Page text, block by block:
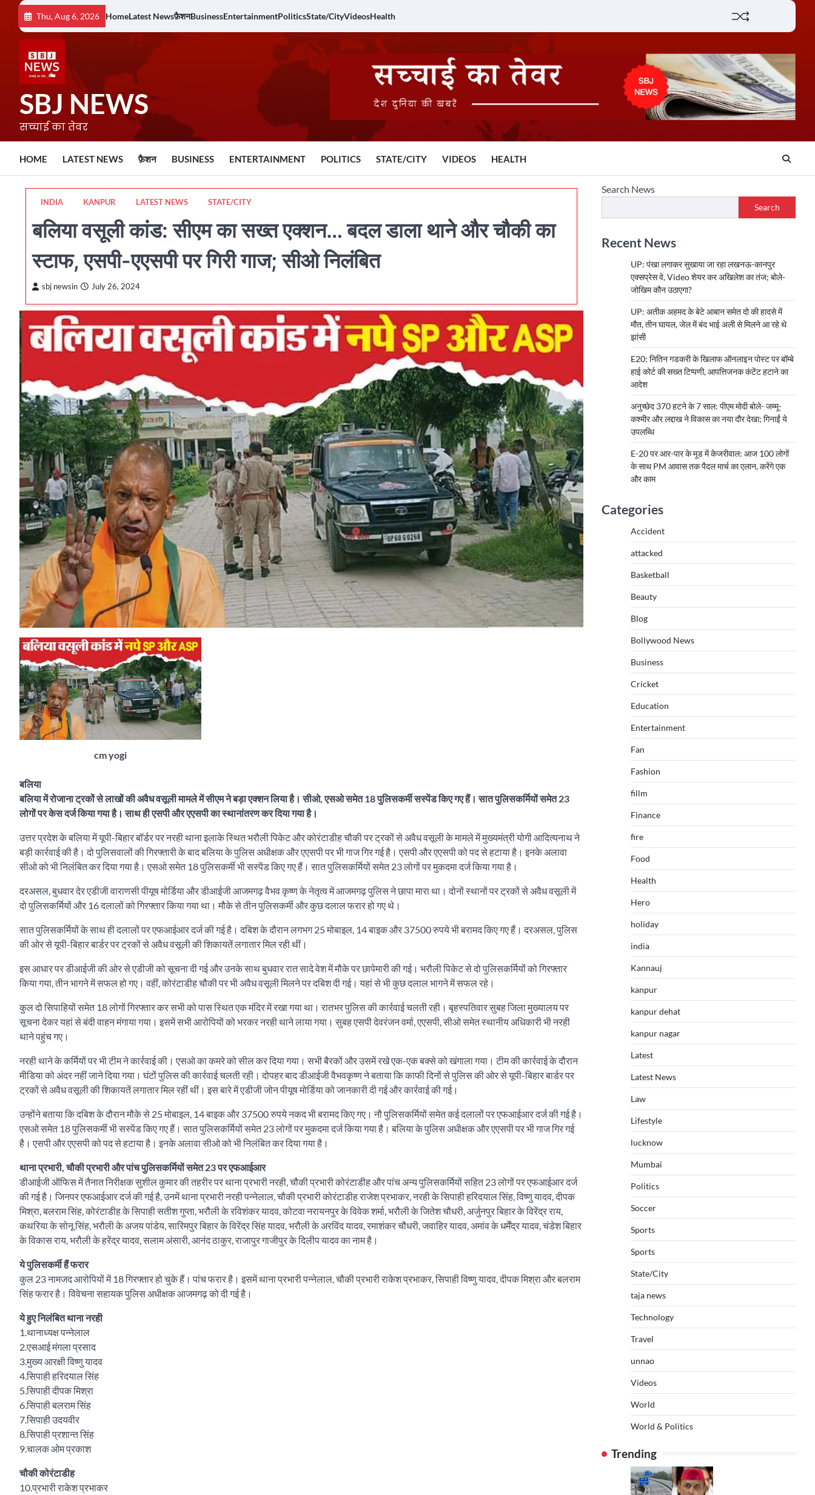
content
Thu, Aug 6, 2026 HomeLatest Newsफ़ैशनBusinessEntertainmentPoliticsState/CityVideosHealth
SBJ NEWS
सच्चाई का तेवर
HOME LATEST NEWS फ़ैशन BUSINESS ENTERTAINMENT POLITICS STATE/CITY VIDEOS HEALTH
INDIA KANPUR LATEST NEWS STATE/CITY
बलिया वसूली कांड: सीएम का सख्त एक्शन… बदल डाला थाने और चौकी का
स्टाफ, एसपी-एएसपी पर गिरी गाज; सीओ निलंबित
sbj newsin July 26, 2024
cm yogi
बलिया
बलिया में रोजाना ट्रकों से लाखों की अवैध वसूली मामले में सीएम ने बड़ा एक्शन लिया है। सीओ, एसओ समेत 18 पुलिसकर्मी सस्पेंड किए गए हैं। सात पुलिसकर्मियों समेत 23
लोगों पर केस दर्ज किया गया है। साथ ही एसपी और एएसपी का स्थानांतरण कर दिया गया है।
उत्तर प्रदेश के बलिया में यूपी-बिहार बॉर्डर पर नरही थाना इलाके स्थित भरौली पिकेट और कोरंटाडीह चौकी पर ट्रकों से अवैध वसूली के मामले में मुख्यमंत्री योगी आदित्यनाथ ने
बड़ी कार्रवाई की है। दो पुलिसवालों की गिरफ्तारी के बाद बलिया के पुलिस अधीक्षक और एएसपी पर भी गाज गिर गई है। एसपी और एएसपी को पद से हटाया है। इनके अलावा
सीओ को भी निलंबित कर दिया गया है। एसओ समेत 18 पुलिसकर्मी भी सस्पेंड किए गए हैं। सात पुलिसकर्मियों समेत 23 लोगों पर मुकदमा दर्ज किया गया है।
दरअसल, बुधवार देर एडीजी वाराणसी पीयूष मोर्डिया और डीआईजी आजमगढ़ वैभव कृष्ण के नेतृत्व में आजमगढ़ पुलिस ने छापा मारा था। दोनों स्थानों पर ट्रकों से अवैध वसूली में
दो पुलिसकर्मियों और 16 दलालों को गिरफ्तार किया गया था। मौके से तीन पुलिसकर्मी और कुछ दलाल फरार हो गए थे।
सात पुलिसकर्मियों के साथ ही दलालों पर एफआईआर दर्ज की गई है। दबिश के दौरान लगभग 25 मोबाइल, 14 बाइक और 37500 रुपये भी बरामद किए गए हैं। दरअसल, पुलिस
की ओर से यूपी-बिहार बार्डर पर ट्रकों से अवैध वसूली की शिकायतें लगातार मिल रही थीं।
इस आधार पर डीआईजी की ओर से एडीजी को सूचना दी गई और उनके साथ बुधवार रात सादे वेश में मौके पर छापेमारी की गई। भरौली पिकेट से दो पुलिसकर्मियों को गिरफ्तार
किया गया, तीन भागने में सफल हो गए। वहीं, कोरंटाडीह चौकी पर भी अवैध वसूली मिलने पर दबिश दी गई। यहां से भी कुछ दलाल भागने में सफल रहे।
कुल दो सिपाहियों समेत 18 लोगों गिरफ्तार कर सभी को पास स्थित एक मंदिर में रखा गया था। रातभर पुलिस की कार्रवाई चलती रही। बृहस्पतिवार सुबह जिला मुख्यालय पर
सूचना देकर यहां से बंदी वाहन मंगाया गया। इसमें सभी आरोपियों को भरकर नरही थाने लाया गया। सुबह एसपी देवरंजन वर्मा, एएसपी, सीओ समेत स्थानीय अधिकारी भी नरही
थाने पहुंच गए।
नरही थाने के कर्मियों पर भी टीम ने कार्रवाई की। एसओ का कमरे को सील कर दिया गया। सभी बैरकों और उसमें रखे एक-एक बक्से को खंगाला गया। टीम की कार्रवाई के दौरान
मीडिया को अंदर नहीं जाने दिया गया। घंटों पुलिस की कार्रवाई चलती रही। दोपहर बाद डीआईजी वैभवकृष्ण ने बताया कि काफी दिनों से पुलिस की ओर से यूपी-बिहार बार्डर पर
ट्रकों से अवैध वसूली की शिकायतें लगातार मिल रहीं थीं। इस बारे में एडीजी जोन पीयूष मोर्डिया को जानकारी दी गई और कार्रवाई की गई।
उन्होंने बताया कि दबिश के दौरान मौके से 25 मोबाइल, 14 बाइक और 37500 रुपये नकद भी बरामद किए गए। नौ पुलिसकर्मियों समेत कई दलालों पर एफआईआर दर्ज की गई है।
एसओ समेत 18 पुलिसकर्मी भी सस्पेंड किए गए हैं। सात पुलिसकर्मियों समेत 23 लोगों पर मुकदमा दर्ज किया गया है। बलिया के पुलिस अधीक्षक और एएसपी पर भी गाज गिर गई
है। एसपी और एएसपी को पद से हटाया है। इनके अलावा सीओ को भी निलंबित कर दिया गया है।
थाना प्रभारी, चौकी प्रभारी और पांच पुलिसकर्मियों समेत 23 पर एफआईआर
डीआईजी ऑफिस में तैनात निरीक्षक सुशील कुमार की तहरीर पर थाना प्रभारी नरही, चौकी प्रभारी कोरंटाडीह और पांच अन्य पुलिसकर्मियों सहित 23 लोगों पर एफआईआर दर्ज
की गई है। जिनपर एफआईआर दर्ज की गई है, उनमें थाना प्रभारी नरही पन्नेलाल, चौकी प्रभारी कोरंटाडीह राजेश प्रभाकर, नरही के सिपाही हरिदयाल सिंह, विष्णु यादव, दीपक
मिश्रा, बलराम सिंह, कोरंटाडीह के सिपाही सतीश गुप्ता, भरौली के रविशंकर यादव, कोटवा नरायनपुर के विवेक शर्मा, भरौली के जितेश चौधरी, अर्जुनपुर बिहार के विरेंद्र राय,
कथरिया के सोनू सिंह, भरौली के अजय पांडेय, सारिमपुर बिहार के विरेंद्र सिंह यादव, भरौली के अरविंद यादव, रमाशंकर चौधरी, जवाहिर यादव, अमांव के धर्मेंद्र यादव, चंडेश बिहार
के विकास राय, भरौली के हरेंद्र यादव, सलाम अंसारी, आनंद ठाकुर, राजापुर गाजीपुर के दिलीप यादव का नाम है।
ये पुलिसकर्मी हैं फरार
कुल 23 नामजद आरोपियों में 18 गिरफ्तार हो चुके हैं। पांच फरार है। इसमें थाना प्रभारी पन्नेलाल, चौकी प्रभारी राकेश प्रभाकर, सिपाही विष्णु यादव, दीपक मिश्रा और बलराम
सिंह फरार है। विवेचना सहायक पुलिस अधीक्षक आजमगढ़ को दी गई है।
ये हुए निलंबित थाना नरही
1.थानाध्यक्ष पन्नेलाल
2.एसआई मंगला प्रसाद
3.मुख्य आरक्षी विष्णु यादव
4.सिपाही हरिदयाल सिंह
5.सिपाही दीपक मिश्रा
6.सिपाही बलराम सिंह
7.सिपाही उदयवीर
8.सिपाही प्रशान्त सिंह
9.चालक ओम प्रकाश
चौकी कोरंटाडीह
10.प्रभारी राकेश प्रभाकर
Search News
Search
Recent News
UP: पंखा लगाकर सुखाया जा रहा लखनऊ-कानपुर
एक्सप्रेस वे, Video शेयर कर अखिलेश का तंज; बोले-
जोखिम कौन उठाएगा?
UP: अतीक अहमद के बेटे आबान समेत दो की हादसे में
मौत, तीन घायल, जेल में बंद भाई अली से मिलने आ रहे थे
झांसी
E20: नितिन गडकरी के खिलाफ ऑनलाइन पोस्ट पर बॉम्बे
हाई कोर्ट की सख्त टिप्पणी, आपत्तिजनक कंटेंट हटाने का
आदेश
अनुच्छेद 370 हटने के 7 साल: पीएम मोदी बोले- जम्मू-
कश्मीर और लद्दाख ने विकास का नया दौर देखा; गिनाईं ये
उपलब्धि
E-20 पर आर-पार के मूड में केजरीवाल: आज 100 लोगों
के साथ PM आवास तक पैदल मार्च का एलान, करेंगे एक
और काम
Categories
Accident
attacked
Basketball
Beauty
Blog
Bollywood News
Business
Cricket
Education
Entertainment
Fan
Fashion
fillm
Finance
fire
Food
Health
Hero
holiday
india
Kannauj
kanpur
kanpur dehat
kanpur nagar
Latest
Latest News
Law
Lifestyle
lucknow
Mumbai
Politics
Soccer
Sports
Sports
State/City
taja news
Technology
Travel
unnao
Videos
World
World & Politics
Trending